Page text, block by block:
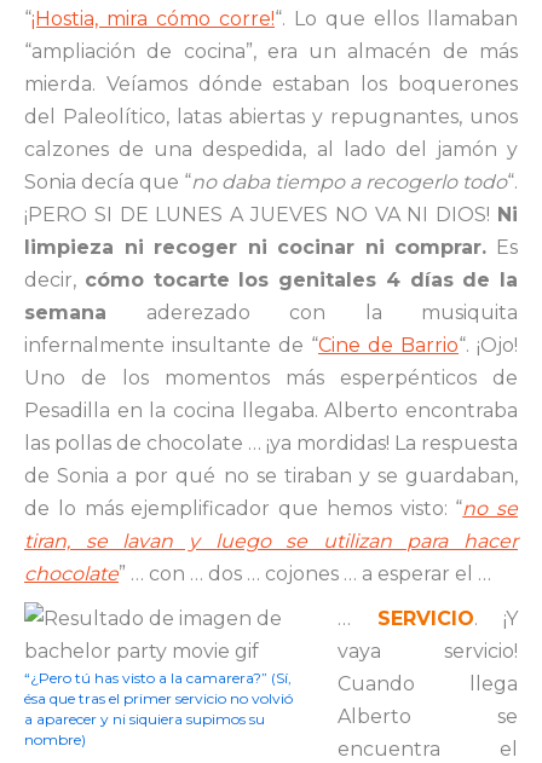
“¡Hostia, mira cómo corre!“. Lo que ellos llamaban
“ampliación de cocina”, era un almacén de más
mierda. Veíamos dónde estaban los boquerones
del Paleolítico, latas abiertas y repugnantes, unos
calzones de una despedida, al lado del jamón y
Sonia decía que “no daba tiempo a recogerlo todo“.
¡PERO SI DE LUNES A JUEVES NO VA NI DIOS! Ni
limpieza ni recoger ni cocinar ni comprar. Es
decir, cómo tocarte los genitales 4 días de la
semana aderezado con la musiquita
infernalmente insultante de “Cine de Barrio“. ¡Ojo!
Uno de los momentos más esperpénticos de
Pesadilla en la cocina llegaba. Alberto encontraba
las pollas de chocolate … ¡ya mordidas! La respuesta
de Sonia a por qué no se tiraban y se guardaban,
de lo más ejemplificador que hemos visto: “no se
tiran, se lavan y luego se utilizan para hacer
chocolate” … con … dos … cojones … a esperar el …
“¿Pero tú has visto a la camarera?” (Sí,
ésa que tras el primer servicio no volvió
a aparecer y ni siquiera supimos su
nombre)
… SERVICIO. ¡Y
vaya servicio!
Cuando llega
Alberto se
encuentra el